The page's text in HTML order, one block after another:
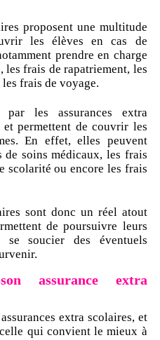
proposent une multitude
les élèves en cas de
prendre en charge
les frais de rapatriement, les
frais de voyage.
par les assurances extra
et permettent de couvrir les
En effet, elles peuvent
soins médicaux, les frais
scolarité ou encore les frais
sont donc un réel atout
de poursuivre leurs
se soucier des éventuels
assurance extra
extra scolaires, et
qui convient le mieux à